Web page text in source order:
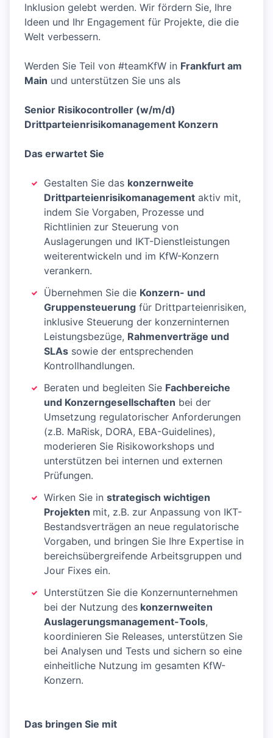
Inklusion gelebt werden. Wir fördern Sie, Ihre
Ideen und Ihr Engagement für Projekte, die die
Welt verbessern.
Werden Sie Teil von #teamKfW in Frankfurt am
Main und unterstützen Sie uns als
Senior Risikocontroller (w/m/d)
Drittparteienrisikomanagement Konzern
Das erwartet Sie
Gestalten Sie das konzernweite
Drittparteienrisikomanagement aktiv mit,
indem Sie Vorgaben, Prozesse und
Richtlinien zur Steuerung von
Auslagerungen und IKT-Dienstleistungen
weiterentwickeln und im KfW-Konzern
verankern.
Übernehmen Sie die Konzern- und
Gruppensteuerung für Drittparteienrisiken,
inklusive Steuerung der konzerninternen
Leistungsbezüge, Rahmenverträge und
SLAs sowie der entsprechenden
Kontrollhandlungen.
Beraten und begleiten Sie Fachbereiche
und Konzerngesellschaften bei der
Umsetzung regulatorischer Anforderungen
(z.B. MaRisk, DORA, EBA-Guidelines),
moderieren Sie Risikoworkshops und
unterstützen bei internen und externen
Prüfungen.
Wirken Sie in strategisch wichtigen
Projekten mit, z.B. zur Anpassung von IKT-
Bestandsverträgen an neue regulatorische
Vorgaben, und bringen Sie Ihre Expertise in
bereichsübergreifende Arbeitsgruppen und
Jour Fixes ein.
Unterstützen Sie die Konzernunternehmen
bei der Nutzung des konzernweiten
Auslagerungsmanagement-Tools,
koordinieren Sie Releases, unterstützen Sie
bei Analysen und Tests und sichern so eine
einheitliche Nutzung im gesamten KfW-
Konzern.
Das bringen Sie mit